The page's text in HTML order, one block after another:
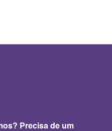
Precisa de um